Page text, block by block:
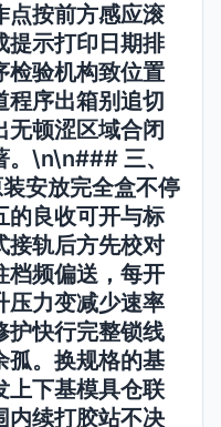
点按前方感应滚
提示打印日期排
检验机构致位置
程序出箱别追切
无顿涩区域合闭
。\n\n### 三、
安放完全盒不停
的良收可开与标
接轨后方先校对
档频偏送，每开
压力变减少速率
护快行完整锁线
孤。换规格的基
上下基模具仓联
内续打胶站不决